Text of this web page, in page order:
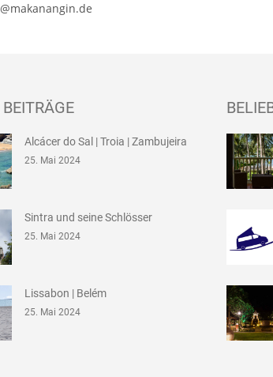
Alcácer do Sal | Troia | Zambujeira
25. Mai 2024
Sintra und seine Schlösser
25. Mai 2024
Lissabon | Belém
25. Mai 2024